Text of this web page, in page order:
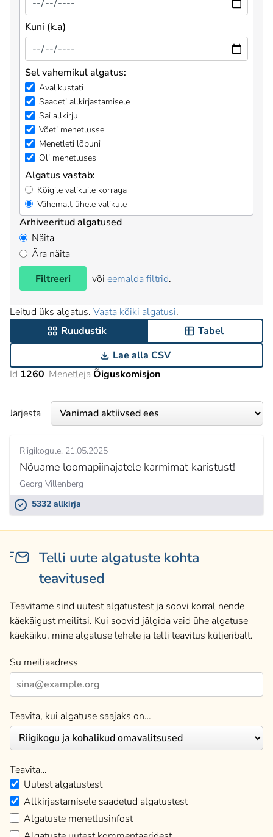
Kuni (k.a)
Sel vahemikul algatus:
Avalikustati
Saadeti allkirjastamisele
Sai allkirju
Võeti menetlusse
Menetleti lõpuni
Oli menetluses
Algatus vastab:
Kõigile valikuile korraga
Vähemalt ühele valikule
Arhiveeritud algatused
Näita
Ära näita
Filtreeri
või eemalda filtrid.
Leitud üks algatus. Vaata kõiki algatusi.
Ruudustik
Tabel
Lae alla CSV
Id 1260 Menetleja Õiguskomisjon
Järjesta
Riigikogule 21.05.2025
Nõuame loomapiinajatele karmimat karistust!
Georg Villenberg
5332 allkirja
Telli uute algatuste kohta
teavitused
Teavitame sind uutest algatustest ja soovi korral nende
käekäigust meilitsi. Kui soovid jälgida vaid ühe algatuse
käekäiku, mine algatuse lehele ja telli teavitus küljeribalt.
Su meiliaadress
Teavita, kui algatuse saajaks on…
Teavita…
Uutest algatustest
Allkirjastamisele saadetud algatustest
Algatuste menetlusinfost